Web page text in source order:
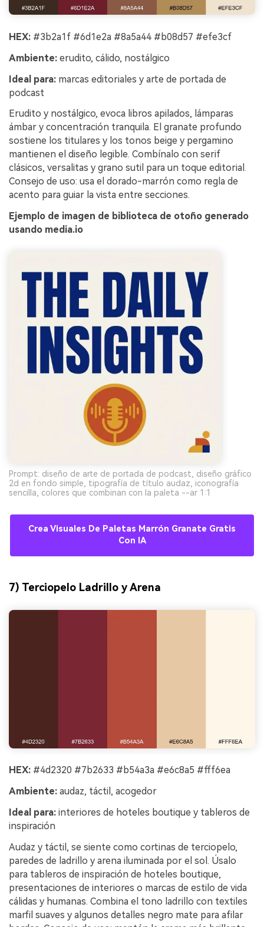
HEX: #3b2a1f #6d1e2a #8a5a44 #b08d57 #efe3cf
Ambiente: erudito, cálido, nostálgico
Ideal para: marcas editoriales y arte de portada de
podcast
Erudito y nostálgico, evoca libros apilados, lámparas
ámbar y concentración tranquila. El granate profundo
sostiene los titulares y los tonos beige y pergamino
mantienen el diseño legible. Combínalo con serif
clásicos, versalitas y grano sutil para un toque editorial.
Consejo de uso: usa el dorado-marrón como regla de
acento para guiar la vista entre secciones.
Ejemplo de imagen de biblioteca de otoño generado
usando media.io
Prompt: diseño de arte de portada de podcast, diseño gráfico
2d en fondo simple, tipografía de título audaz, iconografía
sencilla, colores que combinan con la paleta --ar 1:1
Crea Visuales De Paletas Marrón Granate Gratis
Con IA
7) Terciopelo Ladrillo y Arena
HEX: #4d2320 #7b2633 #b54a3a #e6c8a5 #fff6ea
Ambiente: audaz, táctil, acogedor
Ideal para: interiores de hoteles boutique y tableros de
inspiración
Audaz y táctil, se siente como cortinas de terciopelo,
paredes de ladrillo y arena iluminada por el sol. Úsalo
para tableros de inspiración de hoteles boutique,
presentaciones de interiores o marcas de estilo de vida
cálidas y humanas. Combina el tono ladrillo con textiles
marfil suaves y algunos detalles negro mate para afilar